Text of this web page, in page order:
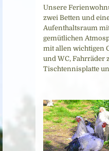
Unsere
zwei Betten und
Aufenthaltsraum
gemütlichen
mit allen wichtigen
und WC, Fahrräder
Tischtennisplatte